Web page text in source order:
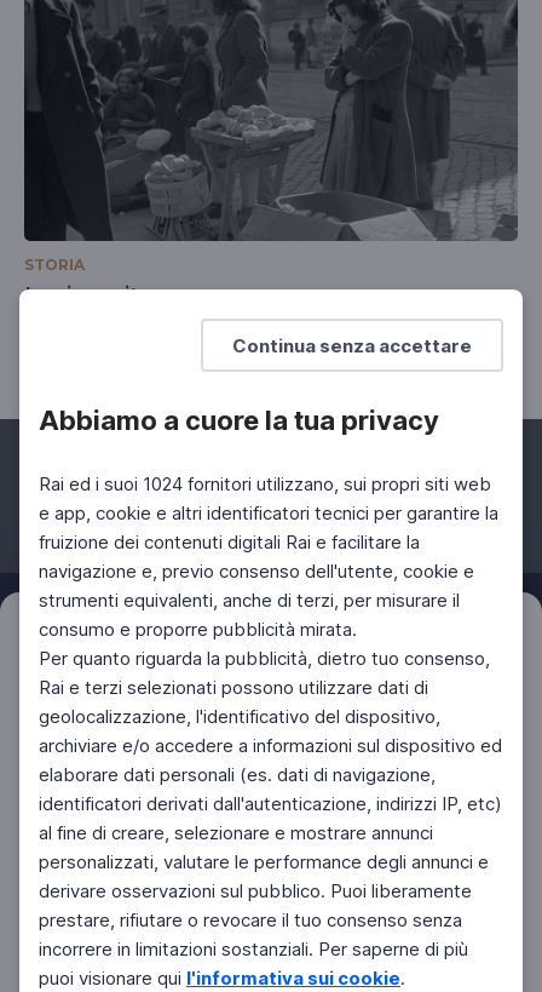
Continua senza accettare
Abbiamo a cuore la tua privacy
Rai ed i suoi 1024 fornitori utilizzano, sui propri siti web
e app, cookie e altri identificatori tecnici per garantire la
fruizione dei contenuti digitali Rai e facilitare la
navigazione e, previo consenso dell'utente, cookie e
strumenti equivalenti, anche di terzi, per misurare il
consumo e proporre pubblicità mirata.
Per quanto riguarda la pubblicità, dietro tuo consenso,
Rai e terzi selezionati possono utilizzare dati di
geolocalizzazione, l'identificativo del dispositivo,
archiviare e/o accedere a informazioni sul dispositivo ed
elaborare dati personali (es. dati di navigazione,
identificatori derivati dall'autenticazione, indirizzi IP, etc)
al fine di creare, selezionare e mostrare annunci
personalizzati, valutare le performance degli annunci e
derivare osservazioni sul pubblico. Puoi liberamente
prestare, rifiutare o revocare il tuo consenso senza
incorrere in limitazioni sostanziali. Per saperne di più
puoi visionare qui l'informativa sui cookie.
STORIA
La rinascita
L'Italia della Repubblica
Filtri
Facebook Instagram Twitter